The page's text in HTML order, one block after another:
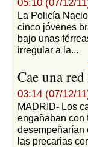
05:10 (07/12/
La Policía
cinco jóvenes
bajo unas
irregular a la...
Cae una
03:14 (07/12/
MADRID- Los
engañaban con
desempeñarían
las precarias